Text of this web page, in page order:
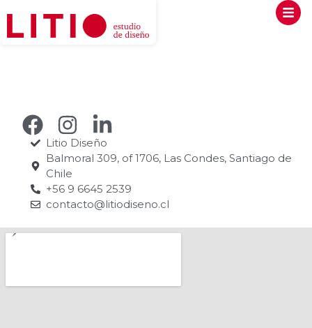
Litio Diseño
Balmoral 309, of 1706, Las Condes, Santiago de
Chile
+56 9 6645 2539
contacto@litiodiseno.cl